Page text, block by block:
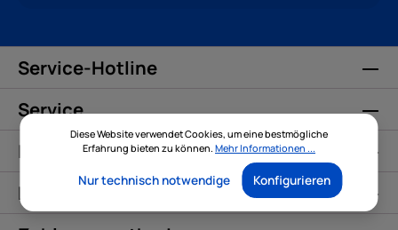
Service-Hotline
Service
Informationen
Kontakt
Diese Website verwendet Cookies, um eine bestmögliche
Erfahrung bieten zu können. Mehr Informationen ...
Nur technisch notwendige Konfigurieren